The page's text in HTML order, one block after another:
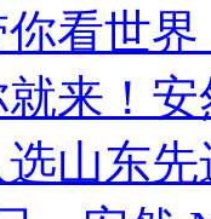
看世
来！
山东